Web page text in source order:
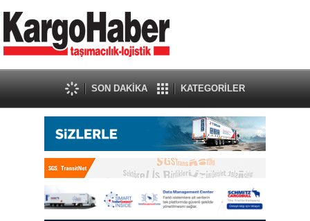
SON DAKİKA KATEGORİLER